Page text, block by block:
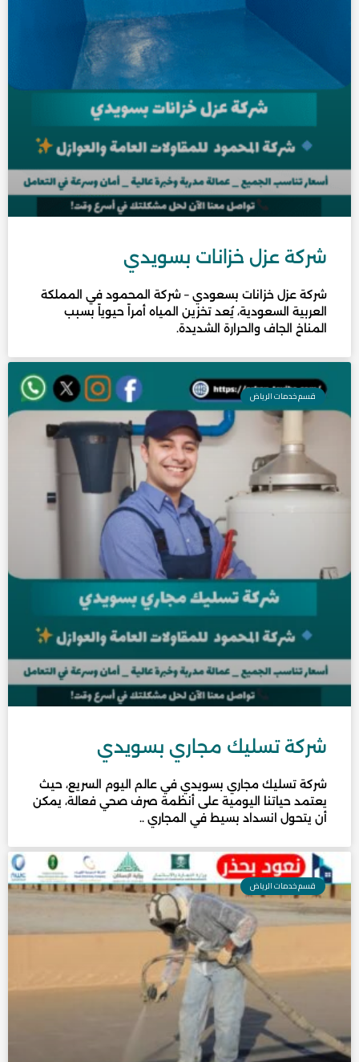
شركة عزل خزانات بسويدي
شركة عزل خزانات بسعودي – شركة المحمود في المملكة
العربية السعودية، يُعد تخزين المياه أمراً حيوياً بسبب
المناخ الجاف والحرارة الشديدة.
قسم خدمات الرياض
شركة تسليك مجاري بسويدي
شركة تسليك مجاري بسويدي في عالم اليوم السريع، حيث
يعتمد حياتنا اليومية على أنظمة صرف صحي فعالة، يمكن
أن يتحول انسداد بسيط في المجاري ..
قسم خدمات الرياض